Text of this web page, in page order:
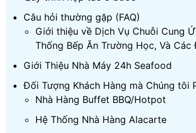
Câu hỏi thường gặp (FAQ)
Giới thiệu về Dịch Vụ Chuỗi Cung
Thống Bếp Ăn Trường Học, Và
Giới Thiệu Nhà Máy 24h Seafood
Đối Tượng Khách Hàng mà Chúng tôi
Nhà Hàng Buffet BBQ/Hotpot
Hệ Thống Nhà Hàng Alacarte